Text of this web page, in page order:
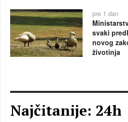
pre 1 dan
svaki
novog
životinja
Najčitanije: 24h